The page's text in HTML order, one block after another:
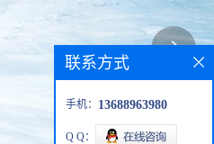
联系方式
手机： 13688963980
Q Q：